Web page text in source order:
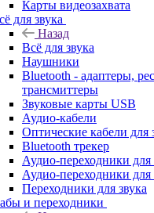
Карты видеозахвата
для звука
Назад
Всё для звука
Наушники
Bluetooth - адаптеры,
трансмиттеры
Звуковые карты USB
Аудио-кабели
Оптические кабели для
Bluetooth трекер
Аудио-переходники для
Аудио-переходники
Переходники для звука
и переходники